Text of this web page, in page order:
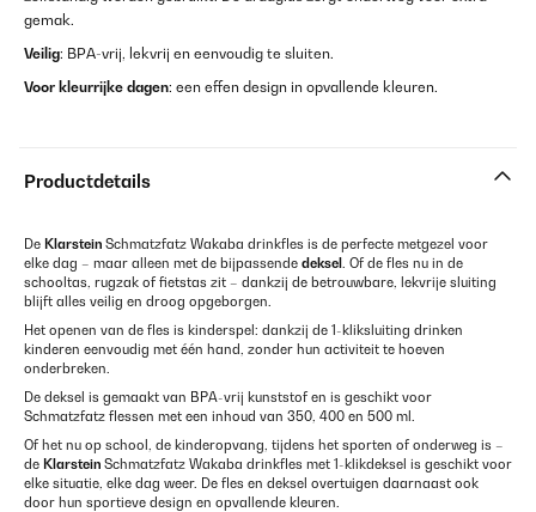
gemak.
Veilig: BPA-vrij, lekvrij en eenvoudig te sluiten.
Voor kleurrijke dagen: een effen design in opvallende kleuren.
Productdetails
De Klarstein Schmatzfatz Wakaba drinkfles is de perfecte metgezel voor
elke dag – maar alleen met de bijpassende deksel . Of de fles nu in de
schooltas, rugzak of fietstas zit – dankzij de betrouwbare, lekvrije sluiting
blijft alles veilig en droog opgeborgen.
Het openen van de fles is kinderspel: dankzij de 1-kliksluiting drinken
kinderen eenvoudig met één hand, zonder hun activiteit te hoeven
onderbreken.
De deksel is gemaakt van BPA-vrij kunststof en is geschikt voor
Schmatzfatz flessen met een inhoud van 350, 400 en 500 ml.
Of het nu op school, de kinderopvang, tijdens het sporten of onderweg is –
de Klarstein Schmatzfatz Wakaba drinkfles met 1-klikdeksel is geschikt voor
elke situatie, elke dag weer. De fles en deksel overtuigen daarnaast ook
door hun sportieve design en opvallende kleuren.